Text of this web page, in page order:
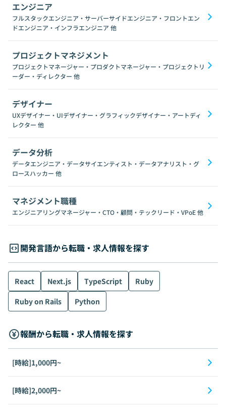
エンジニア
フルスタックエンジニア・サーバーサイドエンジニア・フロントエン
ドエンジニア・インフラエンジニア 他
プロジェクトマネジメント
プロジェクトマネージャー・プロダクトマネージャー・プロジェクトリ
ーダー・ディレクター 他
デザイナー
UXデザイナー・UIデザイナー・グラフィックデザイナー・アートディ
レクター 他
データ分析
データエンジニア・データサイエンティスト・データアナリスト・グ
ロースハッカー 他
マネジメント職種
エンジニアリングマネージャー・CTO・顧問・テックリード・VPoE他
開発言語から転職・求人情報を探す
React Next.js TypeScript
Ruby
Ruby on Rails
Python
報酬から転職・求人情報を探す
[時給]1,000円~
[時給]2,000円~